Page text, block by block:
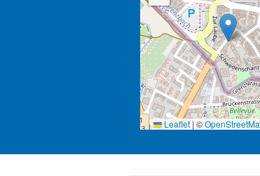
Leaflet | ©